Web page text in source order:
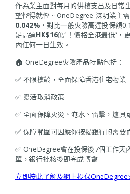
作為業主面對每月的供樓支出及日常
望慳得就慳。OneDegree 深明業主
0.042% ，對比一般火險高達投保額
足高達HK$16萬²！價格全港最低³，
內任何一日生效。
🏠 OneDegree火險產品特點包括：
✅ 不限樓齡，全面保障香港住宅物業
✅ 靈活取消政策
✅ 全面保障火災、淹水、雷擊，爐具
✅ 保障範圍可因應你按揭銀行的需要
✅ OneDegree會在投保後7個工作天
單，銀行批核後即完成轉會
立即按此了解及網上投保OneDegree